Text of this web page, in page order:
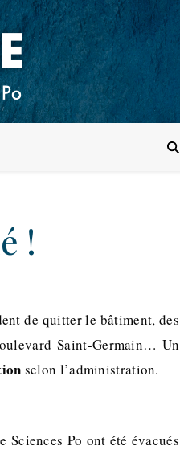
!
de quitter le bâtiment, des
Saint-Germain… Un
selon l’administration.
Po ont été évacués